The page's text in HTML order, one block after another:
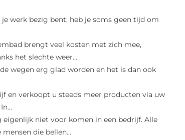
werk bezig bent, heb je soms geen tijd om
brengt veel kosten met zich mee,
het slechte weer...
wegen erg glad worden en het is dan ook
en verkoopt u steeds meer producten via uw
eigenlijk niet voor komen in een bedrijf. Alle
die bellen...